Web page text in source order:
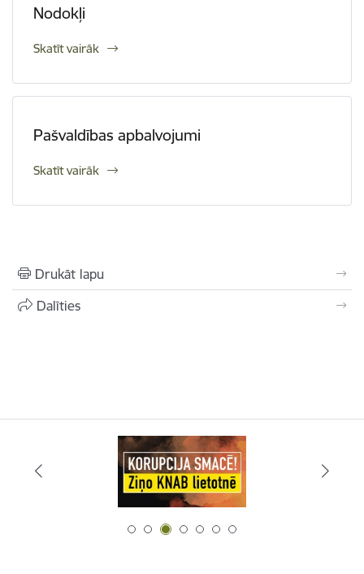
Nodokļi
Skatīt vairāk
Pašvaldības apbalvojumi
Skatīt vairāk
Drukāt lapu
Dalīties